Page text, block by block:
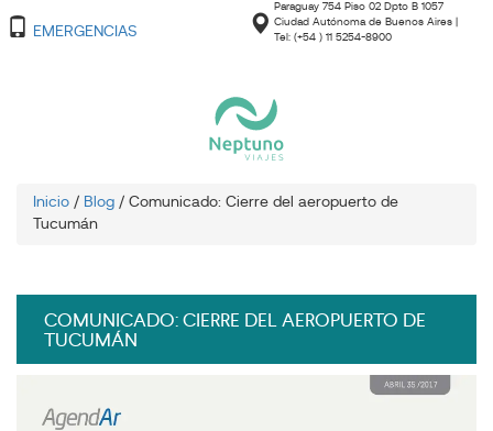
EMERGENCIAS
Paraguay 754 Piso 02 Dpto B 1057
Ciudad Autónoma de Buenos Aires |
Tel: (+54 ) 11 5254-8900
Inicio / Blog / Comunicado: Cierre del aeropuerto de
Tucumán
COMUNICADO: CIERRE DEL AEROPUERTO DE
TUCUMÁN